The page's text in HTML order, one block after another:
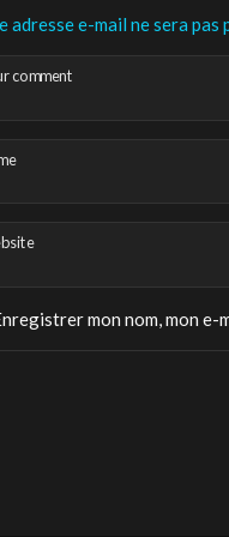
adresse e-mail ne sera pas
comment
mon nom, mon